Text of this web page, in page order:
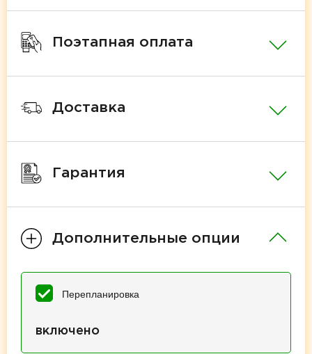
Поэтапная оплата
Доставка
Гарантия
Дополнительные опции
Перепланировка
включено